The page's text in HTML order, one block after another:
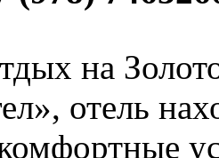
на
отель